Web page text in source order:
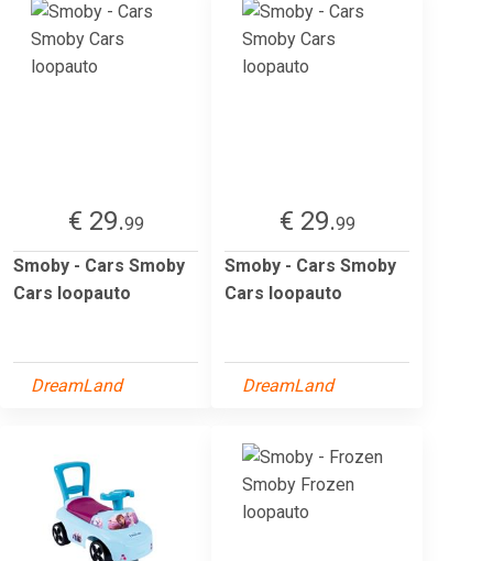
€ 29.99
Smoby - Cars Smoby
Cars loopauto
DreamLand
€ 29.99
Smoby - Cars Smoby
Cars loopauto
DreamLand